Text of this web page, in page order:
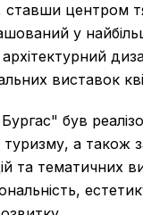
центром
у
виставок
був
туризму, а також
та тематичних